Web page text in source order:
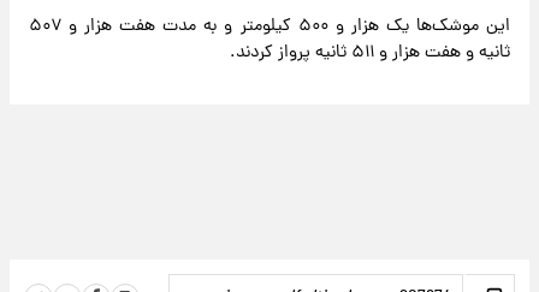
این موشک‌ها یک هزار و ۵۰۰ کیلومتر و به مدت هفت هزار و ۵۰۷
ثانیه و هفت هزار و ۵۱۱ ثانیه پرواز کردند.